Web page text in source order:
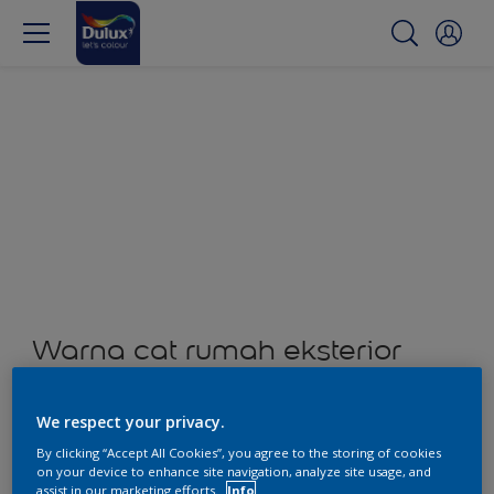
Warna cat rumah eksterior
Produk ditemukan
We respect your privacy.
By clicking “Accept All Cookies”, you agree to the storing of cookies
on your device to enhance site navigation, analyze site usage, and
assist in our marketing efforts.
Info